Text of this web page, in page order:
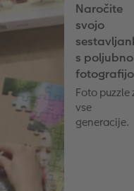
Naročite
svojo
s poljubno
fotografijo
Foto puzzle
vse
generacije.